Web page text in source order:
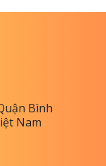
Bình
Nam